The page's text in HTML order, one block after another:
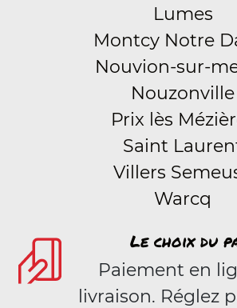
Lumes
Montcy Notre
Nouvion-sur-
Nouzonville
Prix lès
Saint
Villers
Warcq
Le choix du
Paiement en
livraison. Réglez